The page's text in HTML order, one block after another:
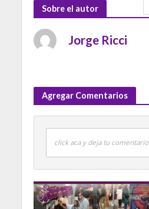
Sobre el autor
Jorge Ricci
Agregar Comentarios
click aca y deja tu comentario